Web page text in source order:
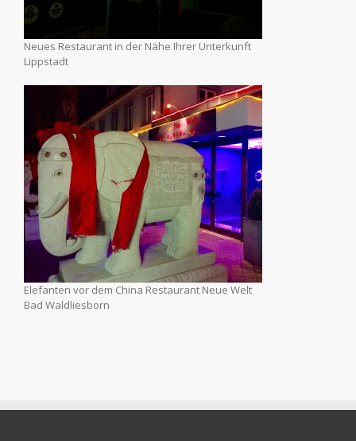
Neues Restaurant in der Nähe Ihrer Unterkunft
Lippstadt
Elefanten vor dem China Restaurant Neue Welt
Bad Waldliesborn